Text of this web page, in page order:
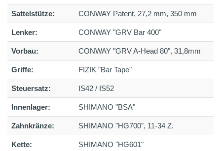
Sattelstütze: CONWAY Patent, 27,2 mm, 350 mm
Lenker: CONWAY "GRV Bar 400"
Vorbau: CONWAY "GRV A-Head 80", 31,8mm
Griffe: FIZIK "Bar Tape"
Steuersatz: IS42 / IS52
Innenlager: SHIMANO "BSA"
Zahnkränze: SHIMANO "HG700", 11-34 Z.
Kette: SHIMANO "HG601"